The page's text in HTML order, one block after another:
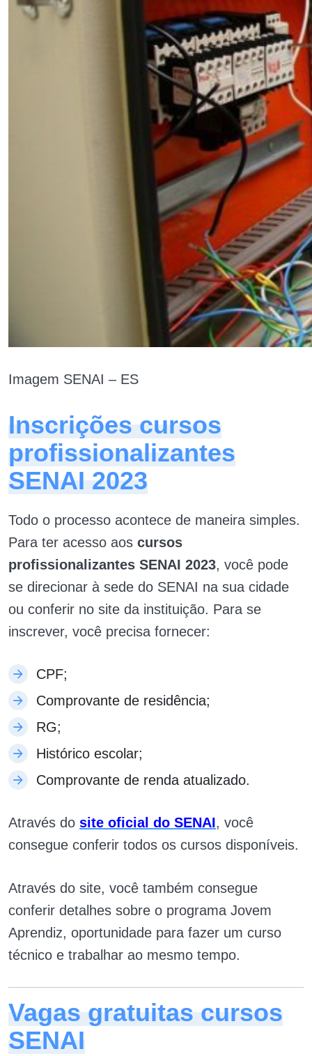
Imagem SENAI – ES
Inscrições cursos
profissionalizantes
SENAI 2023
Todo o processo acontece de maneira simples.
Para ter acesso aos cursos
profissionalizantes SENAI 2023, você pode
se direcionar à sede do SENAI na sua cidade
ou conferir no site da instituição. Para se
inscrever, você precisa fornecer:
CPF;
Comprovante de residência;
RG;
Histórico escolar;
Comprovante de renda atualizado.
Através do site oficial do SENAI, você
consegue conferir todos os cursos disponíveis.
Através do site, você também consegue
conferir detalhes sobre o programa Jovem
Aprendiz, oportunidade para fazer um curso
técnico e trabalhar ao mesmo tempo.
Vagas gratuitas cursos
SENAI